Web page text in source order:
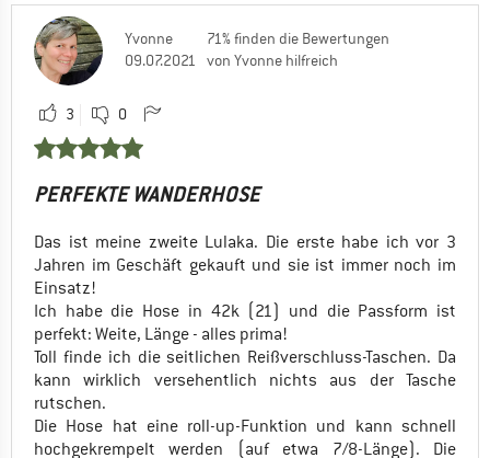
Yvonne
09.07.2021
71% finden die Bewertungen
von Yvonne hilfreich
3 0
PERFEKTE WANDERHOSE
Das ist meine zweite Lulaka. Die erste habe ich vor 3
Jahren im Geschäft gekauft und sie ist immer noch im
Einsatz!
Ich habe die Hose in 42k (21) und die Passform ist
perfekt: Weite, Länge - alles prima!
Toll finde ich die seitlichen Reißverschluss-Taschen. Da
kann wirklich versehentlich nichts aus der Tasche
rutschen.
Die Hose hat eine roll-up-Funktion und kann schnell
hochgekrempelt werden (auf etwa 7/8-Länge). Die